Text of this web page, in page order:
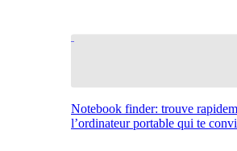
Notebook finder: trouve
l’ordinateur portable qui te